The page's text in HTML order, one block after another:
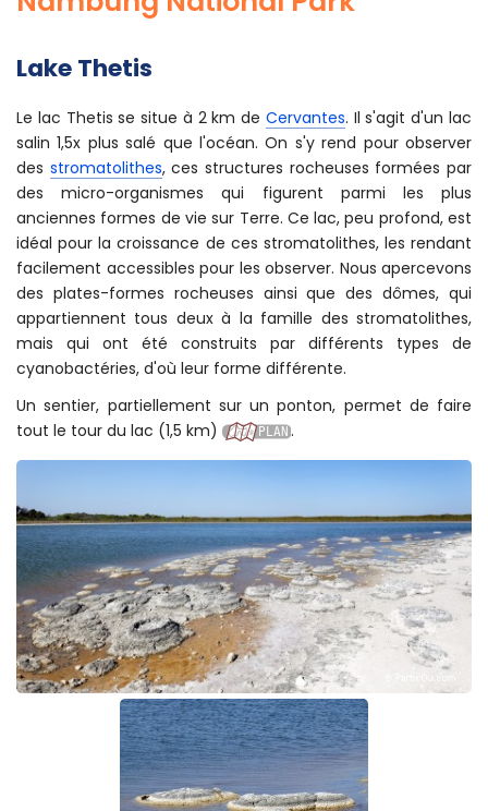
Nambung National Park
Lake Thetis
Le lac Thetis se situe à 2 km deCervantes. Il s'agit d'un lac
salin 1,5x plus salé que l'océan. On s'y rend pour observer
des stromatolithes, ces structures rocheuses formées par
des micro-organismes qui figurent parmi les plus
anciennes formes de vie sur Terre. Ce lac, peu profond, est
idéal pour la croissance de ces stromatolithes, les rendant
facilement accessibles pour les observer. Nous apercevons
des plates-formes rocheuses ainsi que des dômes, qui
cyanobactéries, d'où leur forme différente.
Un sentier, partiellement sur un ponton, permet de faire
tout le tour du lac (1,5 km)
.